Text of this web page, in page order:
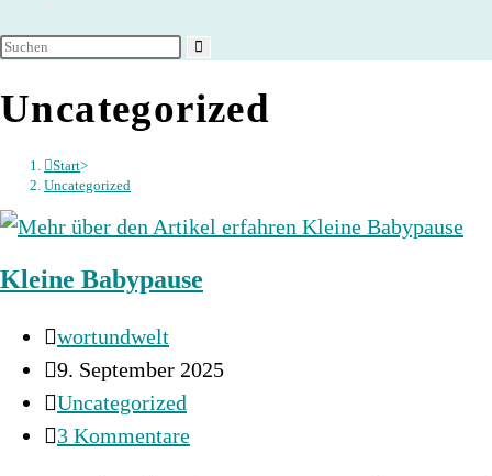
umschalten
Uncategorized
Start>
Uncategorized
Kleine Babypause
Beitrags-
Autor:
wortundwelt
Beitrag
veröffentlicht:
9. September 2025
Beitrags-
Kategorie:
Uncategorized
Beitrags-
3 Kommentare